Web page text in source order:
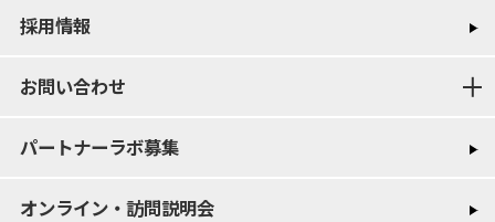
採用情報
お問い合わせ
パートナーラボ募集
オンライン・訪問説明会